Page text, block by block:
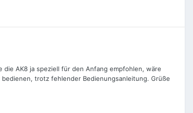
die AK8 ja speziell für den Anfang empfohlen, wäre
trotz fehlender Bedienungsanleitung. Grüße